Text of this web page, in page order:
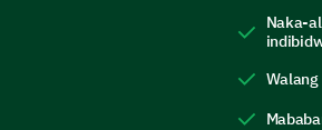
Naka-